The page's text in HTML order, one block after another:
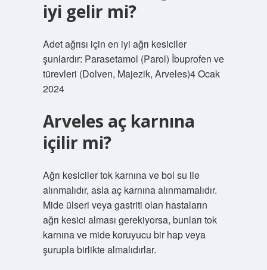
iyi gelir mi?
Adet ağrısı için en iyi ağrı kesiciler
şunlardır: Parasetamol (Parol) İbuprofen ve
türevleri (Dolven, Majezik, Arveles)4 Ocak
2024
Arveles aç karnına
içilir mi?
Ağrı kesiciler tok karnına ve bol su ile
alınmalıdır, asla aç karnına alınmamalıdır.
Mide ülseri veya gastriti olan hastaların
ağrı kesici alması gerekiyorsa, bunları tok
karnına ve mide koruyucu bir hap veya
şurupla birlikte almalıdırlar.